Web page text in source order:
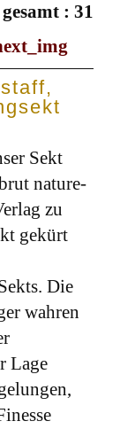
: 31
Sekt
nature-
zu
gekürt
Die
wahren
Lage